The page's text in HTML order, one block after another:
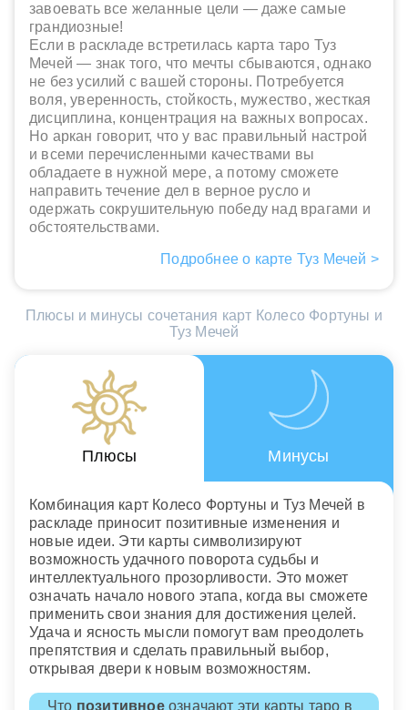
завоевать все желанные цели — даже самые
грандиозные!
Если в раскладе встретилась карта таро Туз
Мечей — знак того, что мечты сбываются, однако
не без усилий с вашей стороны. Потребуется
воля, уверенность, стойкость, мужество, жесткая
дисциплина, концентрация на важных вопросах.
Но аркан говорит, что у вас правильный настрой
и всеми перечисленными качествами вы
обладаете в нужной мере, а потому сможете
направить течение дел в верное русло и
одержать сокрушительную победу над врагами и
обстоятельствами.
Подробнее о карте Туз Мечей >
Плюсы и минусы сочетания карт Колесо Фортуны и
Туз Мечей
Плюсы Минусы
Комбинация карт Колесо Фортуны и Туз Мечей в
раскладе приносит позитивные изменения и
новые идеи. Эти карты символизируют
возможность удачного поворота судьбы и
интеллектуального прозорливости. Это может
означать начало нового этапа, когда вы сможете
применить свои знания для достижения целей.
Удача и ясность мысли помогут вам преодолеть
препятствия и сделать правильный выбор,
открывая двери к новым возможностям.
Что позитивноеозначают эти карты таро в